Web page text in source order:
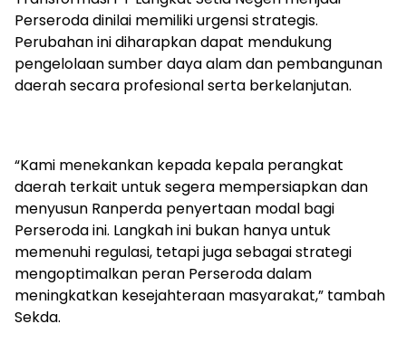
Perseroda dinilai memiliki urgensi strategis.
Perubahan ini diharapkan dapat mendukung
pengelolaan sumber daya alam dan pembangunan
daerah secara profesional serta berkelanjutan.
“Kami menekankan kepada kepala perangkat
daerah terkait untuk segera mempersiapkan dan
menyusun Ranperda penyertaan modal bagi
Perseroda ini. Langkah ini bukan hanya untuk
memenuhi regulasi, tetapi juga sebagai strategi
mengoptimalkan peran Perseroda dalam
meningkatkan kesejahteraan masyarakat,” tambah
Sekda.